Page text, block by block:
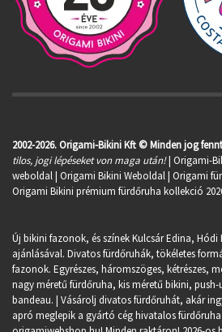
2002-2026. Origami-Bikini Kft © Minden jog
tilos, jogi lépéseket von maga után!| Origami-
weboldal | Origami Bikini Weboldal | Origami
Origami Bikini prémium fürdőruha kollekció
Új bikini fazonok, és színek Kulcsár Edina, Hódi
ajánlásával. Divatos fürdőruhák, tökéletes
fazonok. Egyrészes, háromszöges, kétrészes,
nagy méretű fürdőruha, kis méretű bikini,
bandeau. | Vásárolj divatos fürdőruhát, akár
apró meglepik a gyártó cég hivatalos